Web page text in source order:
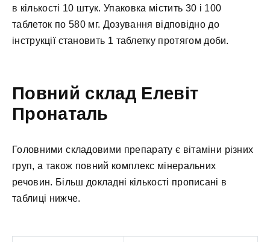
в кількості 10 штук. Упаковка містить 30 і 100
таблеток по 580 мг. Дозування відповідно до
інструкції становить 1 таблетку протягом доби.
Повний склад Елевіт
Пронаталь
Головними складовими препарату є вітаміни різних
груп, а також повний комплекс мінеральних
речовин. Більш докладні кількості прописані в
таблиці нижче.